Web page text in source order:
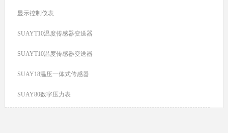
显示控制仪表
SUAYT10温度传感器变送器
SUAYT10温度传感器变送器
SUAY18温压一体式传感器
SUAY80数字压力表